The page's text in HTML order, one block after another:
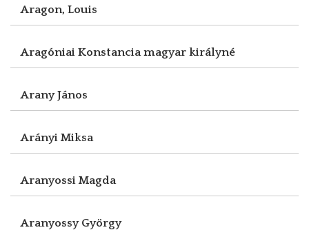
Aragon, Louis
Aragóniai Konstancia magyar királyné
Arany János
Arányi Miksa
Aranyossi Magda
Aranyossy György